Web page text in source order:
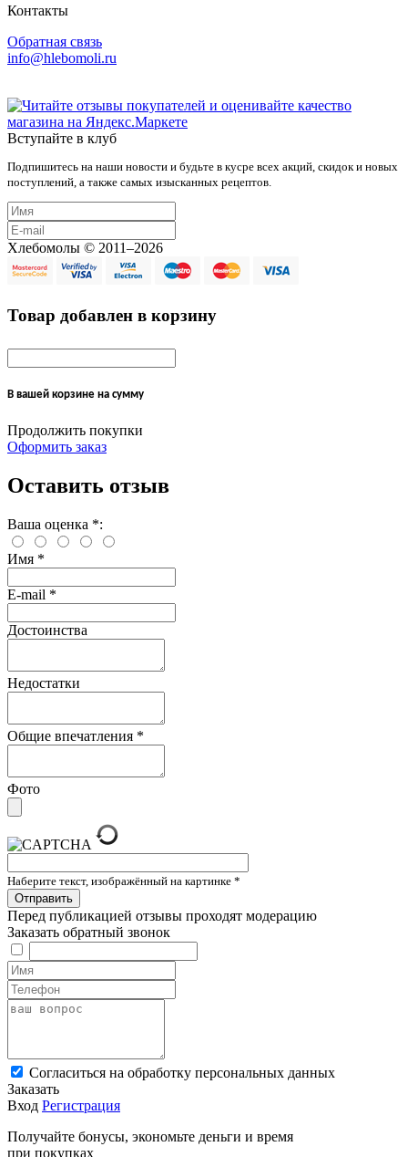
Контакты
Обратная связь
info@hlebomoli.ru
Вступайте в клуб
Подпишитесь на наши новости и будьте в кусре всех акций, скидок и новых
поступлений, а также самых изысканных рецептов.
Хлебомолы © 2011–2026
Товар добавлен в корзину
В вашей корзине на сумму
Продолжить покупки
Оформить заказ
Оставить отзыв
Ваша оценка *:
Имя *
E-mail *
Достоинства
Недостатки
Общие впечатления *
Фото
Наберите текст, изображённый на картинке *
Перед публикацией отзывы проходят модерацию
Заказать обратный звонок
Cогласиться на обработку персональных данных
Заказать
Вход Регистрация
Получайте бонусы, экономьте деньги и время
при покупках